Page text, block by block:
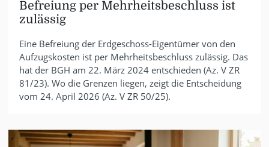
Befreiung per Mehrheitsbeschluss ist
zulässig
Eine Befreiung der Erdgeschoss-Eigentümer von den
Aufzugskosten ist per Mehrheitsbeschluss zulässig. Das
hat der BGH am 22. März 2024 entschieden (Az. V ZR
81/23). Wo die Grenzen liegen, zeigt die Entscheidung
vom 24. April 2026 (Az. V ZR 50/25).